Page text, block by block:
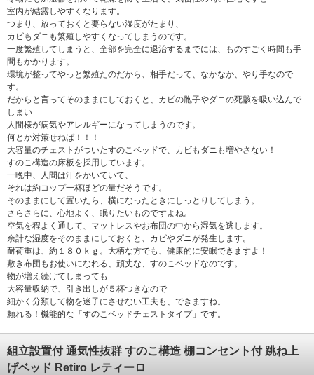
室内が結露しやすくなります。
つまり、放っておくと要らない湿度がたまり、
カビもダニも繁殖しやすくなってしまうのです。
一度繁殖してしまうと、全部を完全に退治するまでには、ものすごく時間も手
間もかかります。
環境が整ってやっと繁殖たのだから、相手だって、なかなか、やり手なので
す。
だからと言ってそのままにしておくと、カビの胞子やダニの死骸を吸い込んで
しまい
人間様が病気やアレルギーになってしまうのです。
何とか対策せねば！！！
大容量のチェストがついたすのこベッドで、カビもダニも増やさない！
すのこ構造の床板を採用しています。
一晩中、人間は汗をかいていて、
それは約コップ一杯ほどの量だそうです。
そのままにして置いたら、横になったときにしっとりしてしまう。
さらさらに、心地よく、眠りたいものですよね。
空気を程よく通して、マットレスやお布団の中から湿気を逃します。
余計な湿度をそのままにしておくと、カビやダニが発生します。
耐荷重は、約１８０ｋｇ。大柄な方でも、健康的に安眠できますよ！
敷き布団もお使いになれる、頑丈な、すのこベッドなのです。
物が増え続けてしまっても
大容量収納で、引き出しが５杯つきなので
細かく分類して物を迷子にさせない工夫も、できますね。
頼れる！機能的な「すのこベッドチェストタイプ」です。
組立設置付 通気性抜群 すのこ構造 棚コンセント付 跳ね上
げベッド Retiro レティーロ